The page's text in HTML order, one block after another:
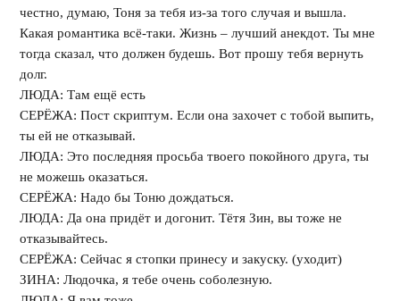
честно, думаю, Тоня за тебя из-за того случая и вышла.
Какая романтика всё-таки. Жизнь – лучший анекдот. Ты мне
тогда сказал, что должен будешь. Вот прошу тебя вернуть
долг.
ЛЮДА: Там ещё есть
СЕРЁЖА: Пост скриптум. Если она захочет с тобой выпить,
ты ей не отказывай.
ЛЮДА: Это последняя просьба твоего покойного друга, ты
не можешь оказаться.
СЕРЁЖА: Надо бы Тоню дождаться.
ЛЮДА: Да она придёт и догонит. Тётя Зин, вы тоже не
отказывайтесь.
СЕРЁЖА: Сейчас я стопки принесу и закуску. (уходит)
ЗИНА: Людочка, я тебе очень соболезную.